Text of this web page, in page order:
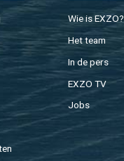
Wie is EXZO?
Het team
In de pers
EXZO TV
Jobs